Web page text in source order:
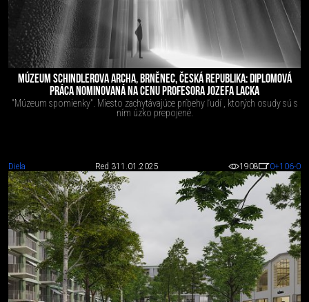
MÚZEUM SCHINDLEROVA ARCHA, BRNĚNEC, ČESKÁ REPUBLIKA: DIPLOMOVÁ
PRÁCA NOMINOVANÁ NA CENU PROFESORA JOZEFA LACKA
"Múzeum spomienky". Miesto zachytávajúce príbehy ľudí , ktorých osudy sú s
ním úzko prepojené.
Diela Red 311.01.2025 1908 0+106-0